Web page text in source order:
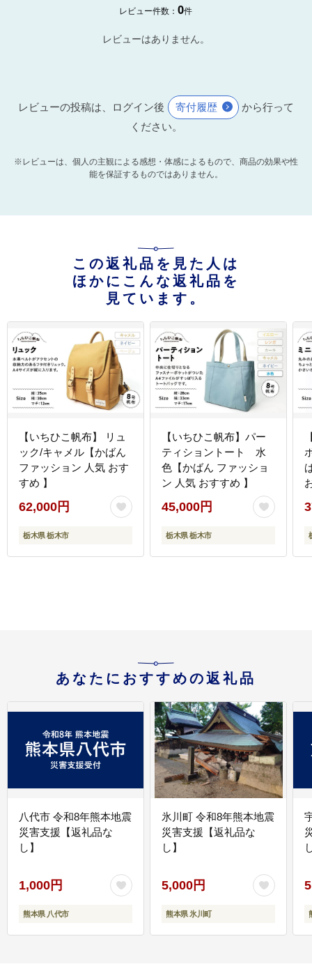
レビュー件数：0件
レビューはありません。
レビューの投稿は、ログイン後 寄付履歴
から行って
ください。
※レビューは、個人の主観による感想・体感によるもので、商品の効果や性
能を保証するものではありません。
この返礼品を見た人は
ほかにこんな返礼品を
見ています。
【いちひこ帆布】 リュ
ック/キャメル【かばん
ファッション 人気 おす
すめ 】
62,000円
栃木県 栃木市
【いちひこ帆布】パー
ティショントート 水
色【かばん ファッショ
ン 人気 おすすめ 】
45,000円
栃木県 栃木市
あなたにおすすめの返礼品
八代市 令和8年熊本地震
災害支援【返礼品な
し】
1,000円
熊本県 八代市
氷川町 令和8年熊本地震
災害支援【返礼品な
し】
5,000円
熊本県 氷川町